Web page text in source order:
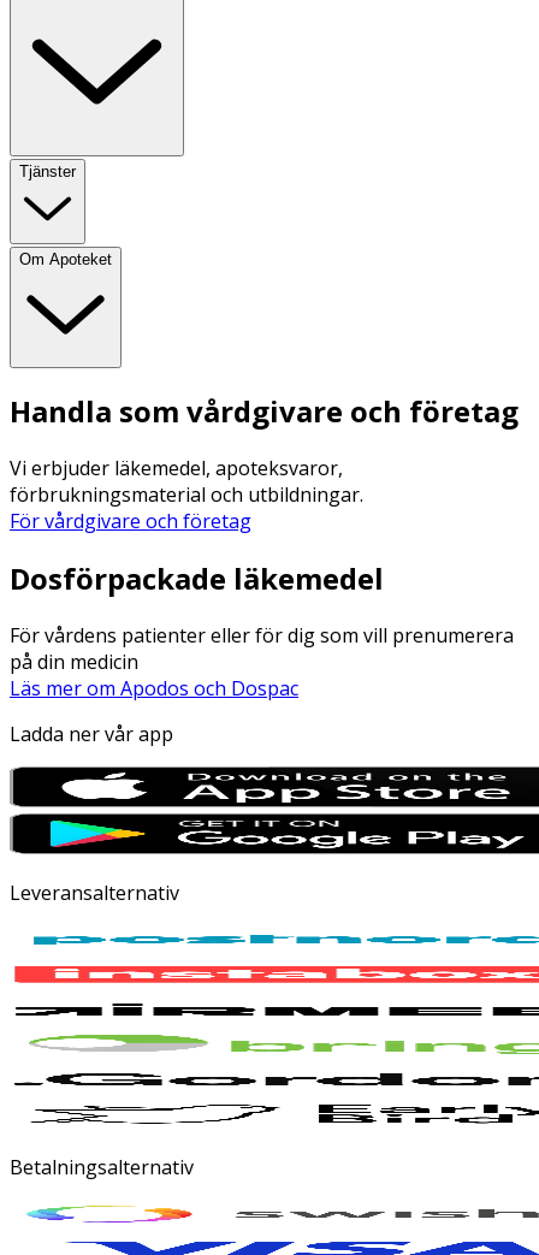
Tjänster
Om Apoteket
Handla som vårdgivare och företag
Vi erbjuder läkemedel, apoteksvaror,
förbrukningsmaterial och utbildningar.
För vårdgivare och företag
Dosförpackade läkemedel
För vårdens patienter eller för dig som vill prenumerera
på din medicin
Läs mer om Apodos och Dospac
Ladda ner vår app
Leveransalternativ
Betalningsalternativ